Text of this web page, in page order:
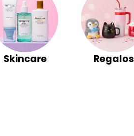
Skincare Regalos